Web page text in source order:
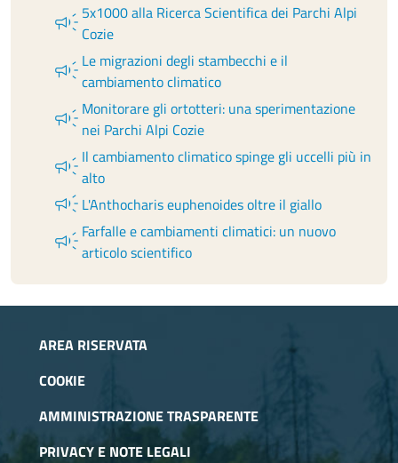
campaign 5x1000 alla Ricerca Scientifica dei Parchi Alpi
Cozie
campaign Le migrazioni degli stambecchi e il
cambiamento climatico
campaign Monitorare gli ortotteri: una sperimentazione
nei Parchi Alpi Cozie
campaign Il cambiamento climatico spinge gli uccelli più in
alto
campaign L'Anthocharis euphenoides oltre il giallo
campaign Farfalle e cambiamenti climatici: un nuovo
articolo scientifico
AREA RISERVATA
COOKIE
AMMINISTRAZIONE TRASPARENTE
PRIVACY E NOTE LEGALI